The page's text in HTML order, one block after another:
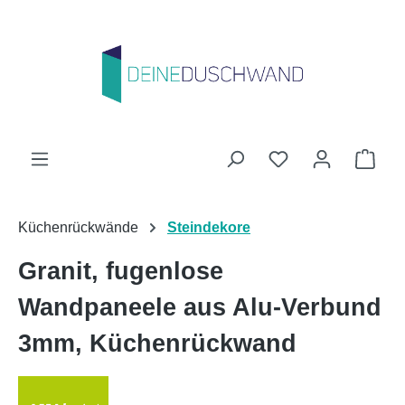
Du hast 0
Küchenrückwände Steindekore
Granit, fugenlose
Wandpaneele aus Alu-Verbund
3mm, Küchenrückwand